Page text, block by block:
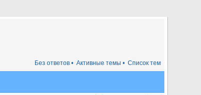
Список тем
Активные темы •
Без ответов •